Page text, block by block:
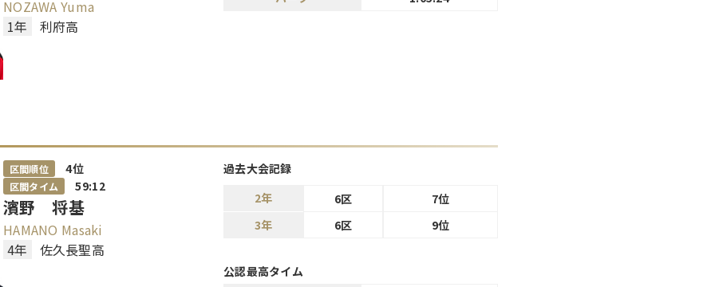
NOZAWA Yuma
1年
利府高
区間順位 4位
区間タイム 59:12
濱野 将基
HAMANO Masaki
4年
佐久長聖高
過去大会記録
2年
6区
7位
3年
6区 9位
公認最高タイム